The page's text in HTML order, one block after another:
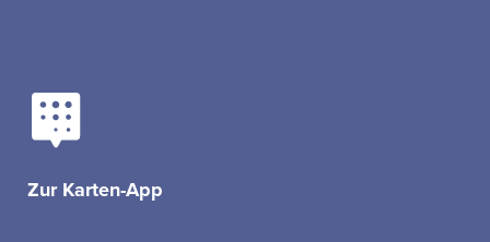
Zur Karten-App